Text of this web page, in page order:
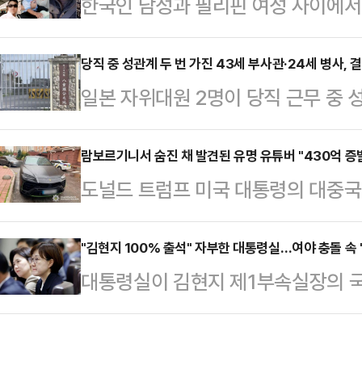
도 프놈펜 인근 칸달주의 한 공사장
태로 발견됐다.캄보디아 현지 경찰
체포했다. 이들은 변씨가 자신들이
던 중 발작을 일으켜 사망했으며 이
지만 시신 발견 …
(Kopino)'와 그들의 아버지로 지목
민단체 '양육비를 해결하는 사람들
지난 25일 자신의 소셜미디어
개하며 이들의 소재 파악, 친자 확
고 밝혔다.그는 "2014년에 출생한
있다"면서 한 남성이 코피노 자녀
활동가는 지난…
당직 중 성관계 두 번 가진 43세 부사관·24세 병사,
일본 자위대원 2명이 당직 근무 중
받게 됐다.22일 오키나와타임즈
부사관 A(43·남)씨와 병사 B(24·
내렸다.제15고사특과연대 소속인
4일 당직 근무 중 부대에서 성관계
부대에 스스로 신고하면서 드러났
고 반성의 뜻을 나타내고 있다"고
람보르기니서 숨진 채 발견된 유명 유튜버 "430억 증
도널드 트럼프 미국 대통령의 대중
데 우크라이나에서 활동한 유명 암
14일(현지시간) 글로벌 블록체인
이나 경찰은 콘스탄틴 갈리치(32)
르기니 차량 안에서 머리에 총상을
"김현지 100% 출석" 자부한 대통령실…여야 충돌 속
대통령실이 김현지 제1부속실장의
다는 입장을 고수하고 있다. 사실상